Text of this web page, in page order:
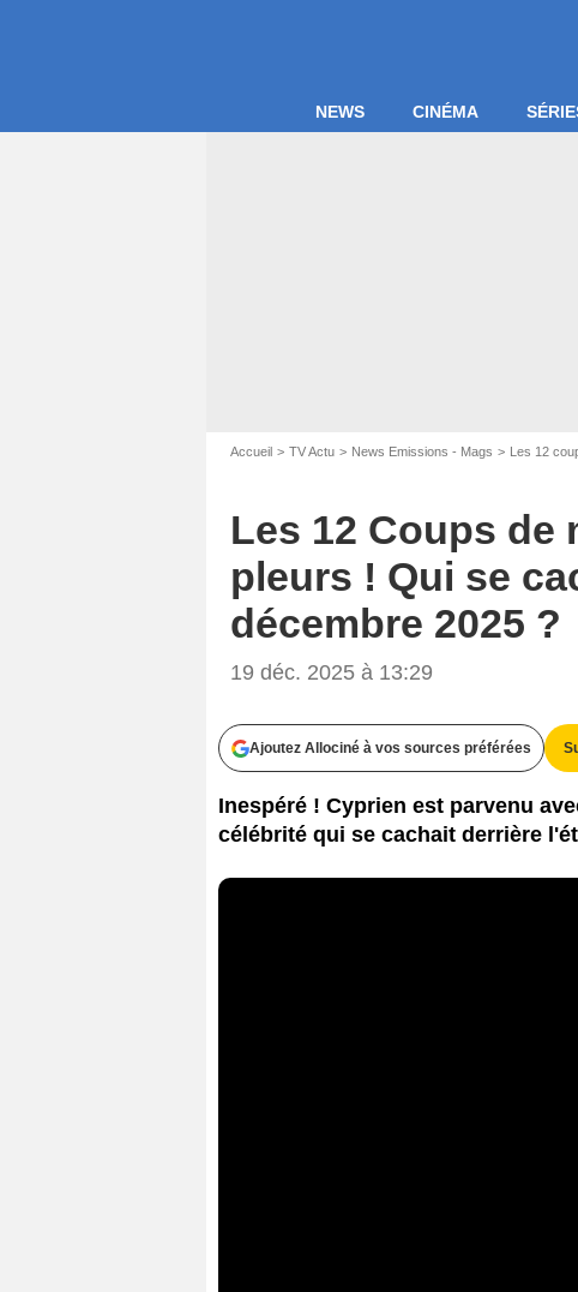
NEWS CINÉMA
Accueil TV Actu News Emissions - Mags Les 12
Les 12 Coups de
pleurs ! Qui se
décembre 2025 ?
19 déc. 2025 à 13:29
Ajoutez Allociné à vos sources préférées
Inespéré ! Cyprien est parvenu
célébrité qui se cachait derrière